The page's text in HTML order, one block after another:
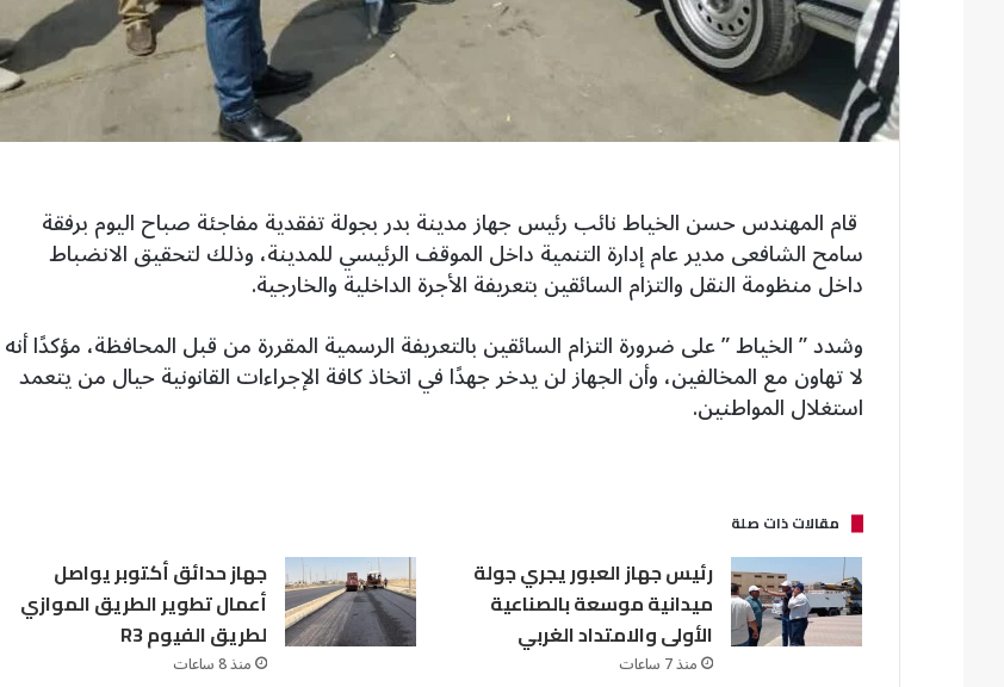
قام المهندس حسن الخياط نائب رئيس جهاز مدينة بدر بجولة تفقدية مفاجئة صباح اليوم برفقة
سامح الشافعى مدير عام إدارة التنمية داخل الموقف الرئيسي للمدينة، وذلك لتحقيق الانضباط
داخل منظومة النقل والتزام السائقين بتعريفة الأجرة الداخلية والخارجية.
وشدد ” الخياط ” على ضرورة التزام السائقين بالتعريفة الرسمية المقررة من قبل المحافظة، مؤكدًا أنه
لا تهاون مع المخالفين، وأن الجهاز لن يدخر جهدًا في اتخاذ كافة الإجراءات القانونية حيال من يتعمد
استغلال المواطنين.
مقالات ذات صلة
رئيس جهاز العبور يجري جولة
ميدانية موسعة بالصناعية
الأولى والامتداد الغربي
منذ 7 ساعات
جهاز حدائق أكتوبر يواصل
أعمال تطوير الطريق الموازي
لطريق الفيوم R3
منذ 8 ساعات